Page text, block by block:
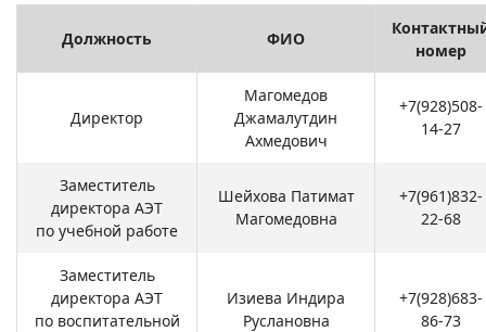
Должность ФИО
номер
Директор
Магомедов
Джамалутдин
Ахмедович
+7(928)508-
14-27
Заместитель
директора АЭТ
по учебной работе
Шейхова Патимат
Магомедовна
+7(961)832-
22-68
Заместитель
директора АЭТ
по воспитательной
Изиева Индира
Руслановна
+7(928)683-
86-73